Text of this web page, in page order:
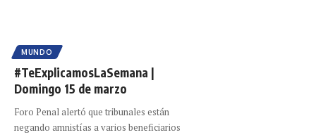
MUNDO
#TeExplicamosLaSemana |
Domingo 15 de marzo
Foro Penal alertó que tribunales están
negando amnistías a varios beneficiarios